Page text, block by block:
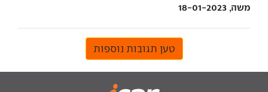
משה, 18-01-2023
טען תגובות נוספות